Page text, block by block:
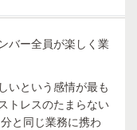
バー全員が楽しく業
いという感情が最も
トレスのたまらない
と同じ業務に携わ